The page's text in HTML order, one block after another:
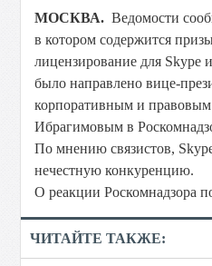
МОСКВА. Ведомости
в котором содержится
лицензирование для Skype
было направлено вице-
корпоративным и
Ибрагимовым в
По мнению связистов,
нечестную конкуренцию.
О реакции Роскомнадзора
ЧИТАЙТЕ ТАКЖЕ: